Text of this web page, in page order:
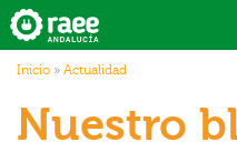
Pasar al contenido principal
Actúa
Recicla
Usted está aquí
Inicio » Actualidad
Nuestro